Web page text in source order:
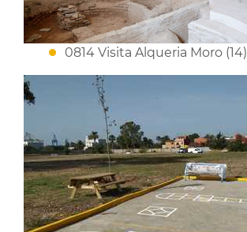
0814 Visita Alqueria Moro (14)